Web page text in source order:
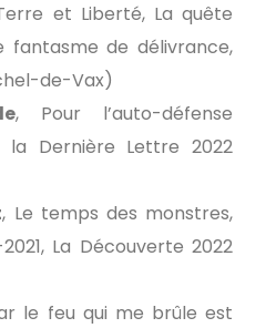
et Liberté, La quête
fantasme de délivrance,
de-Vax)
, Pour l’auto-défense
la Dernière Lettre 2022
, Le temps des monstres,
La Découverte 2022
le feu qui me brûle est